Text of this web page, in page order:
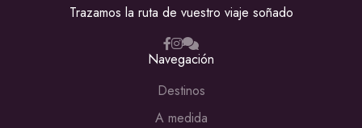
Trazamos la ruta de vuestro viaje soñado
Navegación
Destinos
A medida